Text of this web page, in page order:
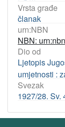
Vrsta građe
članak
urn:NBN
NBN:
Dio od
Ljetopis
umjetnosti :
Svezak
1927/28. Sv.